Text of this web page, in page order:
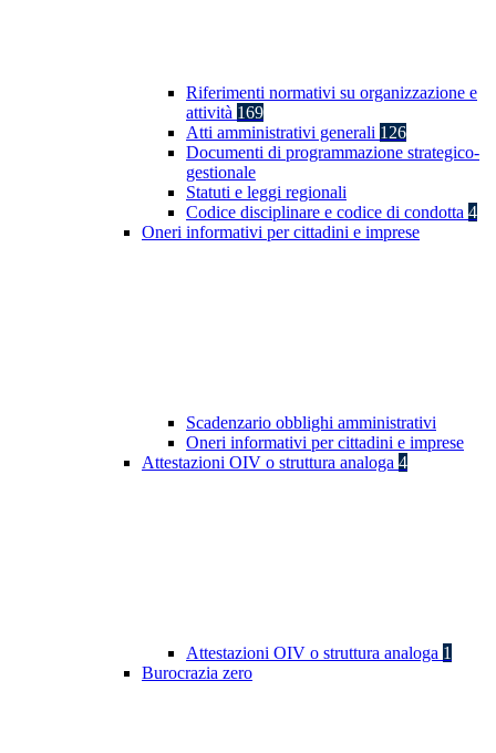
Riferimenti normativi su organizzazione e
attività 169
Atti amministrativi generali 126
Documenti di programmazione strategico-
gestionale
Statuti e leggi regionali
Codice disciplinare e codice di condotta 4
Oneri informativi per cittadini e imprese
Scadenzario obblighi amministrativi
Oneri informativi per cittadini e imprese
Attestazioni OIV o struttura analoga 4
Attestazioni OIV o struttura analoga 1
Burocrazia zero